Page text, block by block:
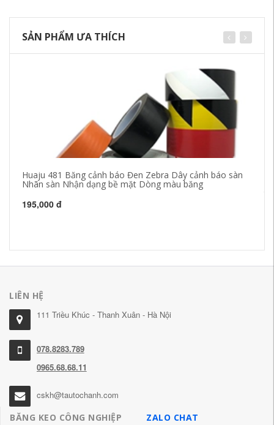
SẢN PHẨM ƯA THÍCH
Huaju 481 Băng cảnh báo Đen Zebra Dây cảnh báo sàn
Nhãn sàn Nhận dạng bề mặt Dòng màu băng
195,000 đ
LIÊN HỆ
111 Triều Khúc - Thanh Xuân - Hà Nội
078.8283.789
0965.68.68.11
cskh@tautochanh.com
BĂNG KEO CÔNG NGHIỆP
ZALO CHAT